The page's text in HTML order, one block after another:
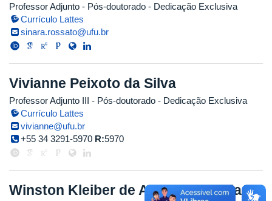
Professor Adjunto - Pós-doutorado - Dedicação Exclusiva
Currículo Lattes
sinara.rossato@ufu.br
Vivianne Peixoto da Silva
Professor Adjunto III - Pós-doutorado - Dedicação Exclusiva
Currículo Lattes
vivianne@ufu.br
+55 34 3291-5970 R:5970
Winston Kleiber de Almeida Bacelar